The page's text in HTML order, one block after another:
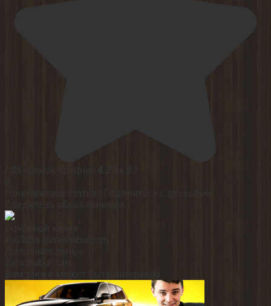
оценок, среднее
Понравилась статья? Поделиться с друзьями:
YouTube @mishaburcom
Дополнительные
Вам также может быть интересно